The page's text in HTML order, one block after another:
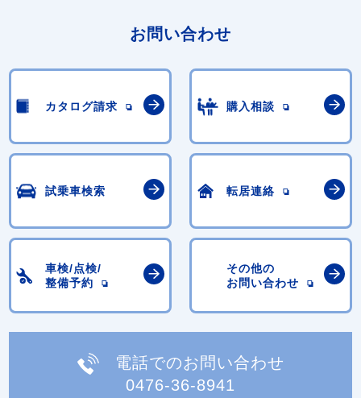
お問い合わせ
カタログ請求 購入相談
試乗車検索 転居連絡
車検/点検/
整備予約
その他の
お問い合わせ
電話でのお問い合わせ
0476-36-8941